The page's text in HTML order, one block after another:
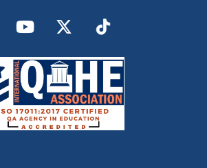
Y
o
t
u
b
e
X
-
w
i
t
t
e